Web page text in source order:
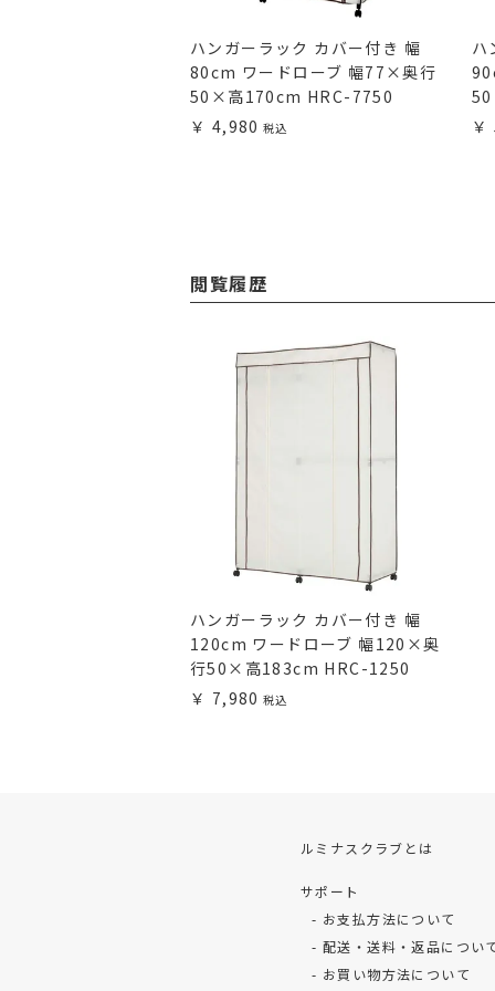
ハンガーラック カバー付き 幅
80cm ワードローブ 幅77×奥行
50×高170cm HRC-7750
4,980
ハ
閲覧履歴
ハンガーラック カバー付き 幅
120cm ワードローブ 幅120×奥
行50×高183cm HRC-1250
7,980
ルミナスクラブとは
サポート
お支払方法について
配送・送料・返品につい
お買い物方法について